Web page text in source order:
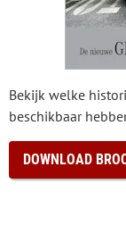
Bekijk welke
beschikbaar
DOWNLOAD